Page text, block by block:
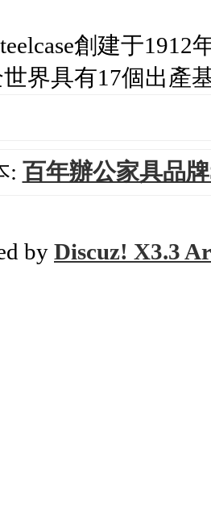
創建于
世界具有17個出
: 百年辦公家具品
by Discuz! X3.3